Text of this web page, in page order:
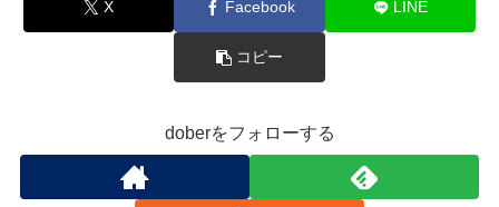
X Facebook LINE
コピー
doberをフォローする